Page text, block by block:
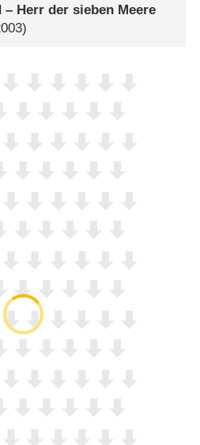
– Herr der sieben Meere